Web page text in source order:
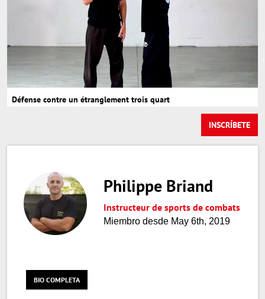
Unmute Loaded
74.98%
Défense contre un étranglement trois quart
INSCRÍBETE
Philippe Briand
Instructeur de sports de combats
Miembro desde May 6th, 2019
BIO COMPLETA